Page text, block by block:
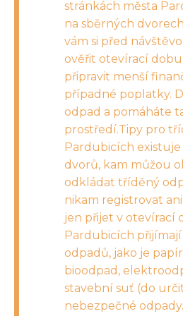
stránkách města
na sběrných
vám si před
ověřit otevírací dobu
připravit menší
případné poplatky.
odpad a pomáháte
prostředí.Tipy pro
Pardubicích
dvorů, kam můžou
odkládat tříděný
nikam registrovat
jen přijet v otevírací
Pardubicích
odpadů, jako je
bioodpad,
stavební suť (do
nebezpečné